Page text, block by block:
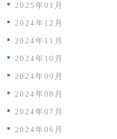
2025年01月
2024年12月
2024年11月
2024年10月
2024年09月
2024年08月
2024年07月
2024年06月